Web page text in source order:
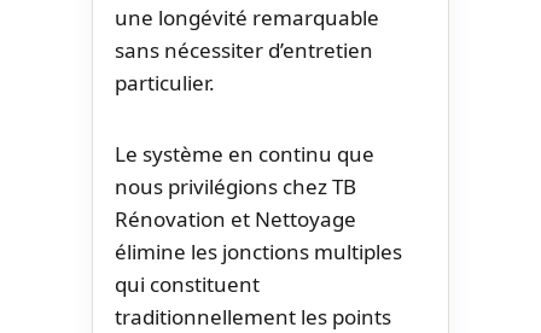
une longévité remarquable
sans nécessiter d’entretien
particulier.
Le système en continu que
nous privilégions chez TB
Rénovation et Nettoyage
élimine les jonctions multiples
qui constituent
traditionnellement les points